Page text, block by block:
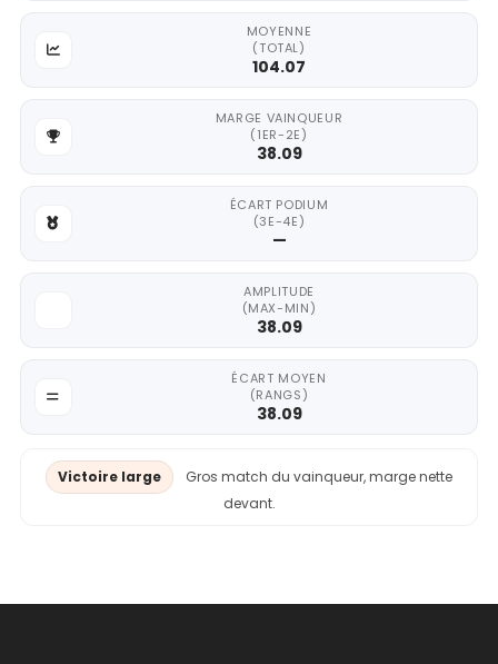
MOYENNE
(TOTAL)
104.07
MARGE VAINQUEUR
(1ER-2E)
38.09
ÉCART PODIUM
(3E-4E)
—
AMPLITUDE
(MAX-MIN)
38.09
ÉCART MOYEN
(RANGS)
38.09
Victoire large
Gros match du vainqueur, marge nette
devant.